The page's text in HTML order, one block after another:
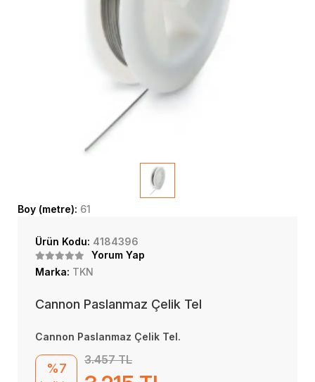
Boy (metre): 61
Ürün Kodu: 4184396
Yorum Yap
Marka: TKN
Cannon Paslanmaz Çelik Tel
Cannon Paslanmaz Çelik Tel.
%7
3.457 TL